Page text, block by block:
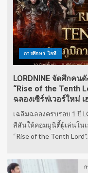
การศึกษา-ไอที
LORDNINE จัดศึกคน
“Rise of the Tenth
ฉลองเซิร์ฟเวอร์ใหม่ เ
เฉลิมฉลองครบรอบ 1 ปี
สีสันให้คอมมูนิตี้ผู้เล่นใน
“Rise of the Tenth
ก